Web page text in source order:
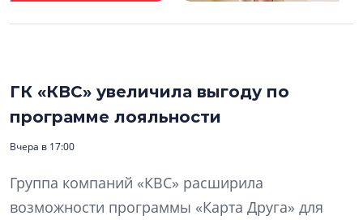
ГК «КВС» увеличила выгоду по
программе лояльности
Вчера в 17:00
Группа компаний «КВС» расширила
возможности программы «Карта Друга» для